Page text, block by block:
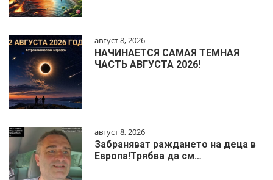
август 8, 2026
НАЧИНАЕТСЯ САМАЯ ТЕМНАЯ
ЧАСТЬ АВГУСТА 2026!
август 8, 2026
Забраняват раждането на деца в
Европа!Трябва да см…